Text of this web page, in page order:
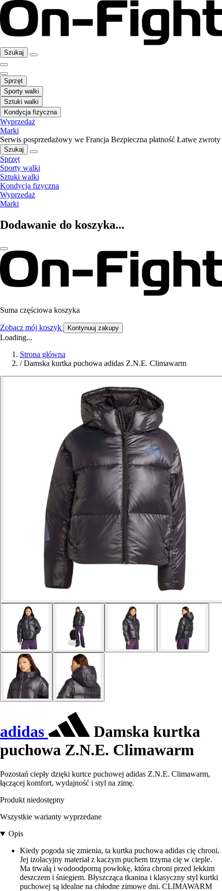
Szukaj
Sprzęt
Sporty walki
Sztuki walki
Kondycja fizyczna
Wyprzedaż
Marki
Serwis posprzedażowy we Francja Bezpieczna płatność Łatwe zwroty
Szukaj
Sprzęt
Sporty walki
Sztuki walki
Kondycja fizyczna
Wyprzedaż
Marki
Dodawanie do koszyka...
Suma częściowa koszyka
Zobacz mój koszyk Kontynuuj zakupy
Loading...
Strona główna
/ Damska kurtka puchowa adidas Z.N.E. Climawarm
adidas
Damska kurtka
puchowa Z.N.E. Climawarm
Pozostań ciepły dzięki kurtce puchowej adidas Z.N.E. Climawarm,
łączącej komfort, wydajność i styl na zimę.
Produkt niedostępny
Wszystkie warianty wyprzedane
Opis
Kiedy pogoda się zmienia, ta kurtka puchowa adidas cię chroni.
Jej izolacyjny materiał z kaczym puchem trzyma cię w cieple.
Ma trwałą i wodoodporną powłokę, która chroni przed lekkim
deszczem i śniegiem. Błyszcząca tkanina i klasyczny styl kurtki
puchowej są idealne na chłodne zimowe dni. CLIMAWARM